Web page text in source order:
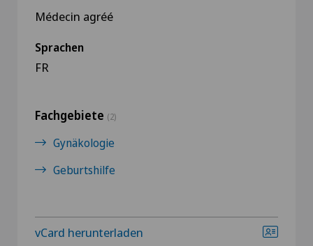
Médecin agréé
Sprachen
FR
Fachgebiete (2)
Gynäkologie
Geburtshilfe
vCard herunterladen